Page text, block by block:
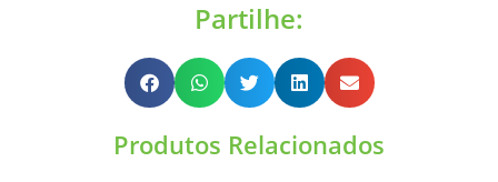
Partilhe:
Produtos Relacionados